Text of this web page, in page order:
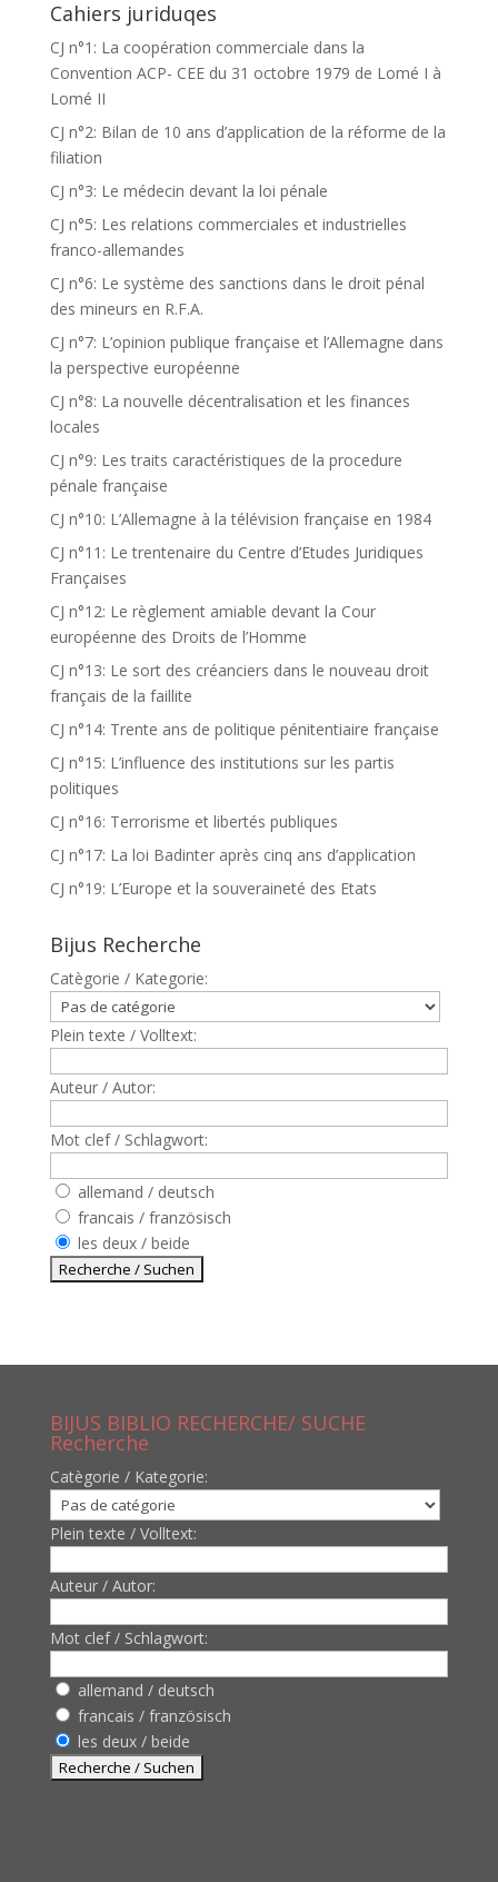
Cahiers juriduqes
CJ n°1: La coopération commerciale dans la
Convention ACP- CEE du 31 octobre 1979 de Lomé I à
Lomé II
CJ n°2: Bilan de 10 ans d’application de la réforme de la
filiation
CJ n°3: Le médecin devant la loi pénale
CJ n°5: Les relations commerciales et industrielles
franco-allemandes
CJ n°6: Le système des sanctions dans le droit pénal
des mineurs en R.F.A.
CJ n°7: L’opinion publique française et l’Allemagne dans
la perspective européenne
CJ n°8: La nouvelle décentralisation et les finances
locales
CJ n°9: Les traits caractéristiques de la procedure
pénale française
CJ n°10: L’Allemagne à la télévision française en 1984
CJ n°11: Le trentenaire du Centre d’Etudes Juridiques
Françaises
CJ n°12: Le règlement amiable devant la Cour
européenne des Droits de l’Homme
CJ n°13: Le sort des créanciers dans le nouveau droit
français de la faillite
CJ n°14: Trente ans de politique pénitentiaire française
CJ n°15: L’influence des institutions sur les partis
politiques
CJ n°16: Terrorisme et libertés publiques
CJ n°17: La loi Badinter après cinq ans d’application
CJ n°19: L’Europe et la souveraineté des Etats
Bijus Recherche
Catègorie / Kategorie:
Plein texte / Volltext:
Auteur / Autor:
Mot clef / Schlagwort:
allemand / deutsch
francais / französisch
les deux / beide
BIJUS BIBLIO RECHERCHE/ SUCHE
Recherche
Catègorie / Kategorie:
Plein texte / Volltext:
Auteur / Autor:
Mot clef / Schlagwort:
allemand / deutsch
francais / französisch
les deux / beide